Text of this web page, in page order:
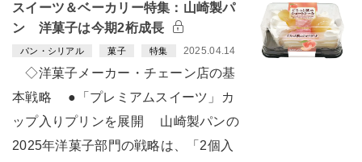
スイーツ＆ベーカリー特集：山崎製パ
ン 洋菓子は今期2桁成長
パン・シリアル 菓子 特集 2025.04.14
◇洋菓子メーカー・チェーン店の基
本戦略 ●「プレミアムスイーツ」カ
ップ入りプリンを展開 山崎製パンの
2025年洋菓子部門の戦略は、「2個入